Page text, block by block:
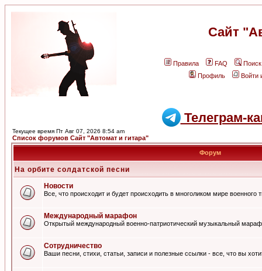
Сайт
Правила FAQ
Поиск
Профиль
Войти
Телеграм-
Текущее время Пт Авг 07, 2026 8:54 am
Список форумов Сайт "Автомат и гитара"
Форум
На орбите солдатской песни
Новости
Все, что происходит и будет происходить в многоликом мире военного
Международный марафон
Открытый международный военно-патриотический музыкальный
Сотрудничество
Ваши песни, стихи, статьи, записи и полезные ссылки - все, что вы